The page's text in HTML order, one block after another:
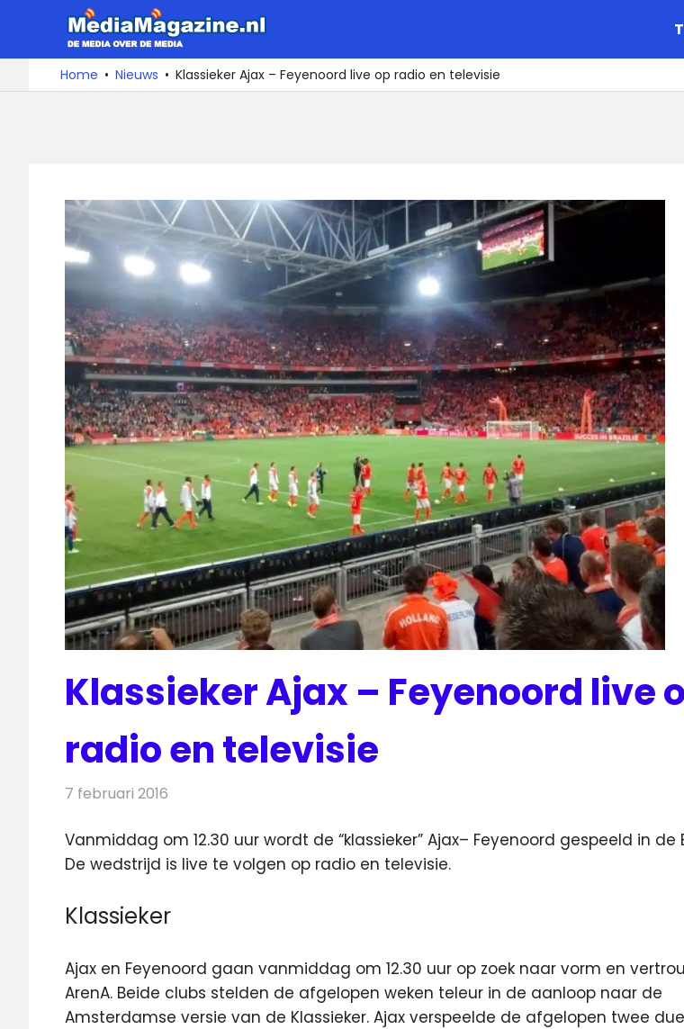
de
De
media
over
Home Nieuws Klassieker Ajax – Feyenoord live op radio en televisie
Klassieker Ajax – Feyenoord live
radio en televisie
7 februari 2016
Vanmiddag om 12.30 uur wordt de “klassieker” Ajax– Feyenoord gespeeld in de
De wedstrijd is live te volgen op radio en televisie.
Klassieker
Ajax en Feyenoord gaan vanmiddag om 12.30 uur op zoek naar vorm en
ArenA. Beide clubs stelden de afgelopen weken teleur in de aanloop naar de
Amsterdamse versie van de Klassieker. Ajax verspeelde de afgelopen twee